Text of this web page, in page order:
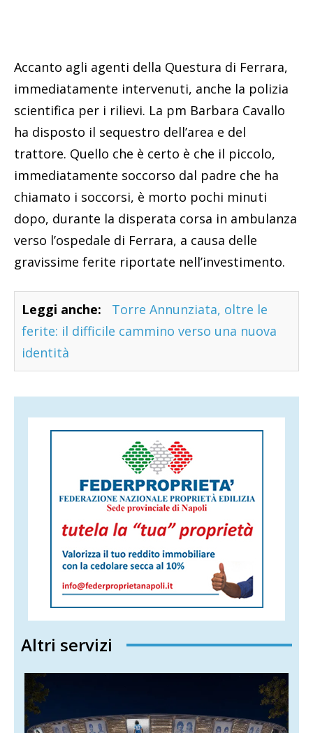
Accanto agli agenti della Questura di Ferrara,
immediatamente intervenuti, anche la polizia
scientifica per i rilievi. La pm Barbara Cavallo
ha disposto il sequestro dell’area e del
trattore. Quello che è certo è che il piccolo,
immediatamente soccorso dal padre che ha
chiamato i soccorsi, è morto pochi minuti
dopo, durante la disperata corsa in ambulanza
verso l’ospedale di Ferrara, a causa delle
gravissime ferite riportate nell’investimento.
Leggi anche:
Torre Annunziata, oltre le
ferite: il difficile cammino verso una nuova
identità
Altri servizi